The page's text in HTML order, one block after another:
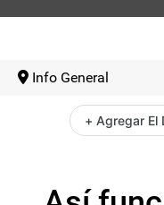
Info General
+ Agregar El